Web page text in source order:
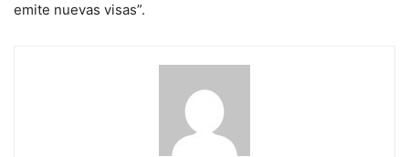
emite nuevas visas”.